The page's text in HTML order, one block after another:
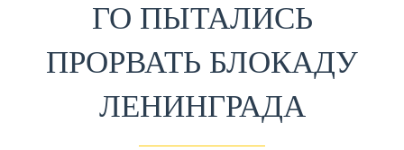
ГО ПЫТАЛИСЬ
ПРОРВАТЬ БЛОКАДУ
ЛЕНИНГРАДА